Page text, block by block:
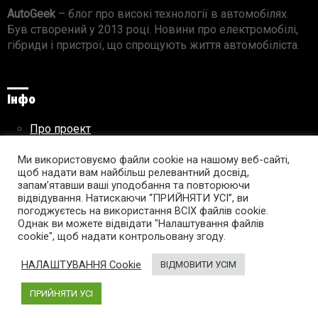
AutoGeek– блог про високі технології в автомобілях.
Був створений у 2013 році. Новини про електромобілі,
гібриди і пристрої, що спрощують життя автомобіліста.
Інфо
Про проект
Правила використання матеріалів
Підпишись на AutoGeek!
facebooktwitter instagramyoutube tumblr linkedin
Ми використовуємо файли cookie на нашому веб-сайті,
щоб надати вам найбільш релевантний досвід,
запам’ятавши ваші уподобання та повторюючи
відвідування. Натискаючи “ПРИЙНЯТИ УСІ”, ви
погоджуєтесь на використання ВСІХ файлів cookie.
Однак ви можете відвідати "Налаштування файлів
cookie", щоб надати контрольовану згоду.
НАЛАШТУВАННЯ Cookie ВІДМОВИТИ УСІМ
ПРИЙНЯТИ УСІ